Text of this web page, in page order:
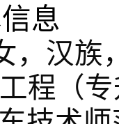
息
，汉族
程（